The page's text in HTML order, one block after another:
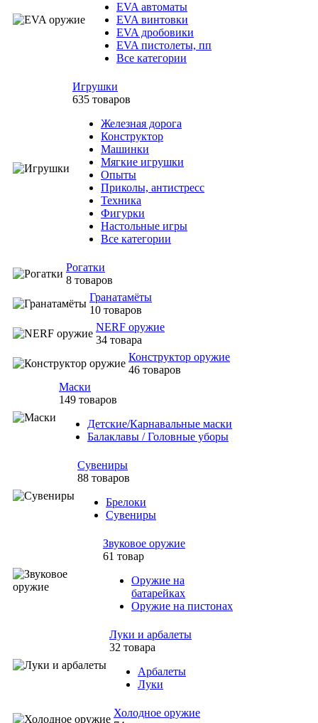
EVA автоматы
EVA винтовки
EVA дробовики
EVA пистолеты, пп
Все категории
Игрушки
635 товаров
Железная дорога
Конструктор
Машинки
Мягкие игрушки
Опыты
Приколы, антистресс
Техника
Фигурки
Настольные игры
Все категории
Рогатки
8 товаров
Гранатамёты
10 товаров
NERF оружие
34 товара
Конструктор оружие
46 товаров
Маски
149 товаров
Детские/Карнавальные маски
Балаклавы / Головные уборы
Сувениры
88 товаров
Брелоки
Сувениры
Звуковое оружие
61 товар
Оружие на
батарейках
Оружие на пистонах
Луки и арбалеты
32 товара
Арбалеты
Луки
Холодное оружие